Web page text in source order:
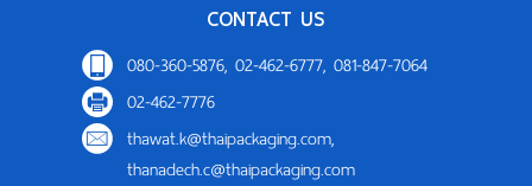
CONTACT US
080-360-5876, 02-462-6777, 081-847-7064
02-462-7776
thawat.k@thaipackaging.com,
thanadech.c@thaipackaging.com